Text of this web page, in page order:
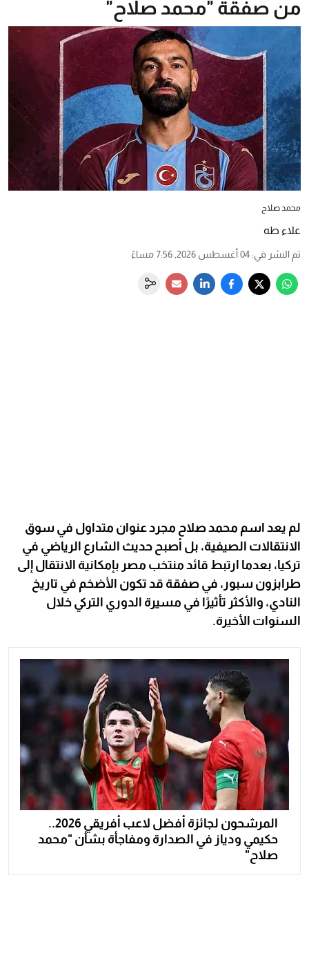
من صفقة "محمد صلاح"
محمد صلاح
علاء طه
تم النشر في: 04 أغسطس 2026, 7:56 مساءً
لم يعد اسم محمد صلاح مجرد عنوان متداول في سوق
الانتقالات الصيفية، بل أصبح حديث الشارع الرياضي في
تركيا، بعدما ارتبط قائد منتخب مصر بإمكانية الانتقال إلى
طرابزون سبور، في صفقة قد تكون الأضخم في تاريخ
النادي، والأكثر تأثيرًا في مسيرة الدوري التركي خلال
السنوات الأخيرة.
المرشحون لجائزة أفضل لاعب أفريقي 2026..
حكيمي ودياز في الصدارة ومفاجأة بشأن "محمد
صلاح"